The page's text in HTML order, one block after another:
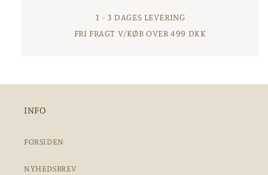
1 - 3 DAGES LEVERING
FRI FRAGT V/KØB OVER 499 DKK
INFO
FORSIDEN
NYHEDSBREV